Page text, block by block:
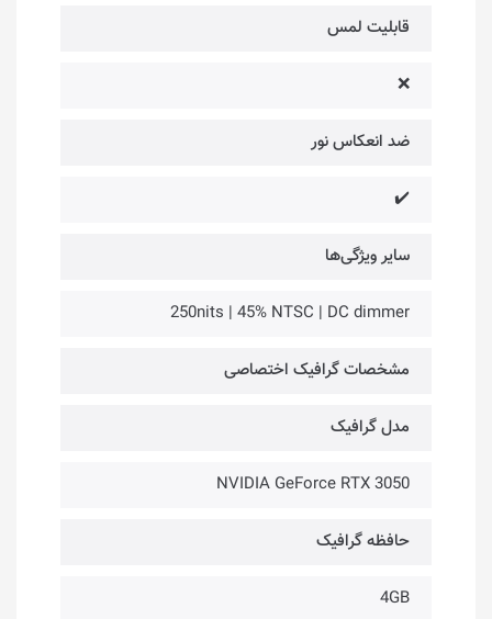
قابلیت لمس
❌
ضد انعکاس نور
✔️
سایر ویژگی‌ها
250nits | 45% NTSC | DC dimmer
مشخصات گرافیک اختصاصی
مدل گرافیک
NVIDIA GeForce RTX 3050
حافظه گرافیک
4GB